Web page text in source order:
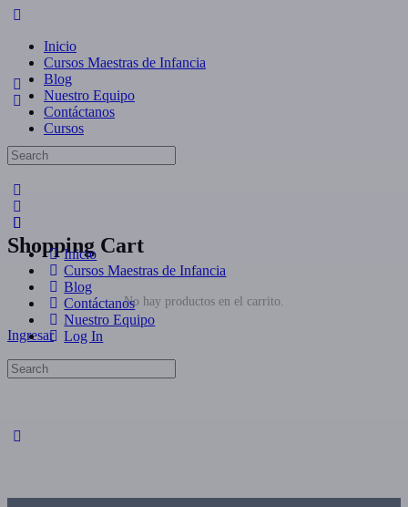
Inicio
Cursos Maestras de Infancia
Blog
Nuestro Equipo
Contáctanos
Cursos
Shopping Cart
No hay productos en el carrito.
Ingresar
Inicio
Cursos Maestras de Infancia
Blog
Contáctanos
Nuestro Equipo
Log In